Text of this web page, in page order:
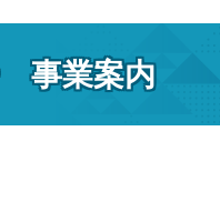
事業案内